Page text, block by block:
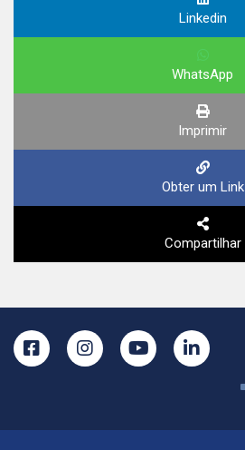
Linkedin
WhatsApp
Imprimir
Obter um Link
Compartilhar